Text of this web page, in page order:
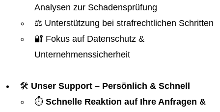
Analysen zur Schadensprüfung
⚖️ Unterstützung bei strafrechtlichen Schritten
🔐 Fokus auf Datenschutz &
Unternehmenssicherheit
🛠️ Unser Support – Persönlich & Schnell
⏱️ Schnelle Reaktion auf Ihre Anfragen &